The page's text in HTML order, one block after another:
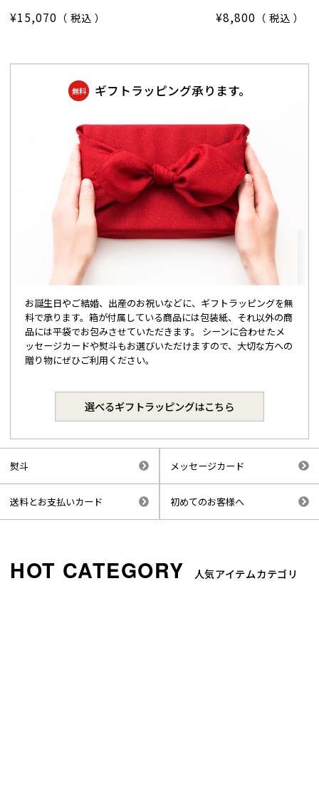
¥15,070 税込 ¥8,800 税込
無料 ギフトラッピング承ります。
お誕生日やご結婚、出産のお祝いなどに、ギフトラッピングを無
料で承ります。箱が付属している商品には包装紙、それ以外の商
品には平袋でお包みさせていただきます。 シーンに合わせたメ
ッセージカードや熨斗もお選びいただけますので、大切な方への
贈り物にぜひご利用ください。
選べるギフトラッピングはこちら
熨斗 メッセージカード
送料とお支払いカード 初めてのお客様へ
人気アイテムカテゴリ